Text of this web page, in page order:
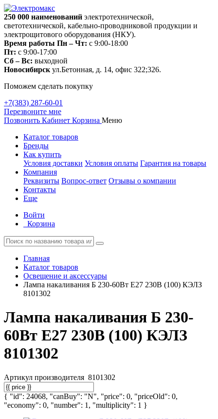
250 000 наименований электротехнической,
светотехнической, кабельно-проводниковой продукции и
электрощитового оборудования (НКУ).
Время работы Пн – Чт: с 9:00-18:00
Пт: с 9:00-17:00
Сб – Вс: выходной
Новосибирск ул.Бетонная, д. 14, офис 322;326.
Поможем сделать покупку
+7(383) 287-60-01
Перезвоните мне
Позвонить Кабинет Корзина Меню
Каталог товаров
Бренды
Как купить
Условия доставки Условия оплаты Гарантия на товары
Компания
Реквизиты Вопрос-ответ Отзывы о компании
Контакты
Еще
Войти
Корзина
Главная
Каталог товаров
Освещение и аксессуары
Лампа накаливания Б 230-60Вт E27 230В (100) КЭЛЗ
8101302
Лампа накаливания Б 230-
60Вт E27 230В (100) КЭЛЗ
8101302
Артикул производителя 8101302
{ "id": 24068, "canBuy": "N", "price": 0, "priceOld": 0,
"economy": 0, "number": 1, "multiplicity": 1 }